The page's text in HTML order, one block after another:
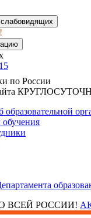
слабовидящих
по России
образовательной
ВСЕЙ РОССИИ!